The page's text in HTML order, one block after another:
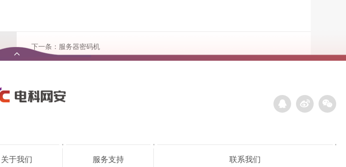
下一条：服务器密码机
关于我们 服务支持 联系我们